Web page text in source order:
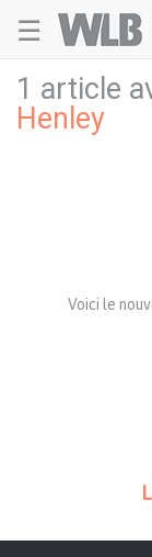
☰
1 article
Henley
Voici le